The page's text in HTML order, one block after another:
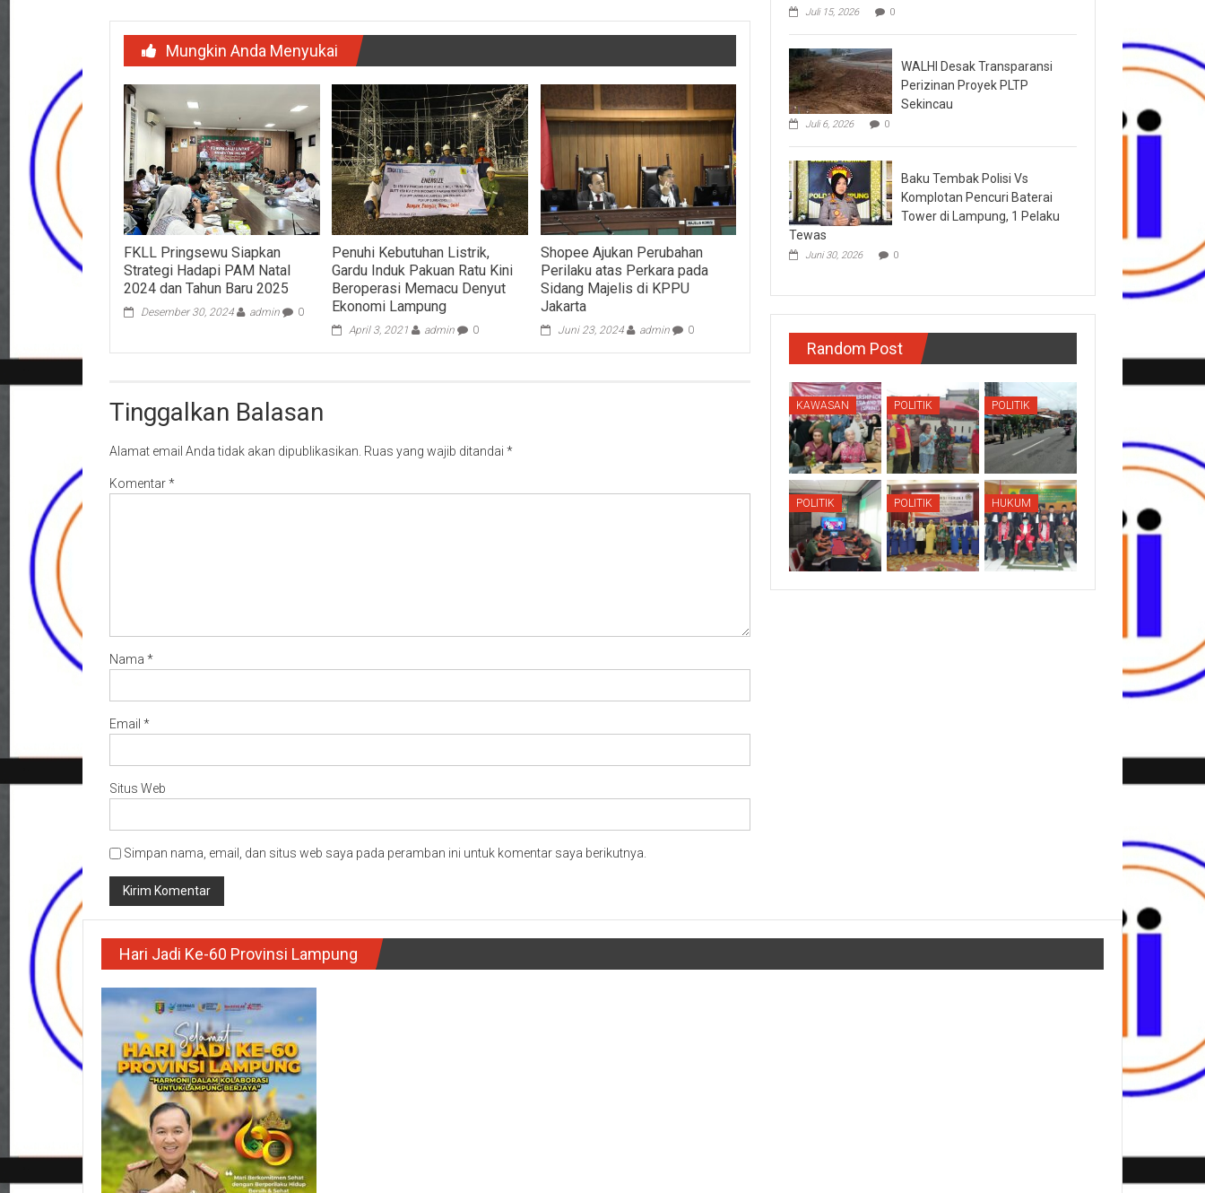
Mungkin Anda Menyukai
FKLL Pringsewu Siapkan
Strategi Hadapi PAM Natal
2024 dan Tahun Baru 2025
Desember 30, 2024 admin 0
Penuhi Kebutuhan Listrik,
Gardu Induk Pakuan Ratu Kini
Beroperasi Memacu Denyut
Ekonomi Lampung
April 3, 2021 admin 0
Shopee Ajukan Perubahan
Perilaku atas Perkara pada
Sidang Majelis di KPPU
Jakarta
Juni 23, 2024 admin 0
Tinggalkan Balasan
Alamat email Anda tidak akan dipublikasikan. Ruas yang wajib ditandai *
Komentar*
Nama *
Email *
Situs Web
Simpan nama, email, dan situs web saya pada peramban ini untuk komentar saya berikutnya.
Juli 15, 2026 0
WALHI Desak Transparansi
Perizinan Proyek PLTP
Sekincau
Juli 6, 2026 0
Baku Tembak Polisi Vs
Komplotan Pencuri Baterai
Tower di Lampung, 1 Pelaku
Tewas
Juni 30, 2026 0
Random Post
KAWASAN POLITIK POLITIK
POLITIK POLITIK HUKUM
Hari Jadi Ke-60 Provinsi Lampung